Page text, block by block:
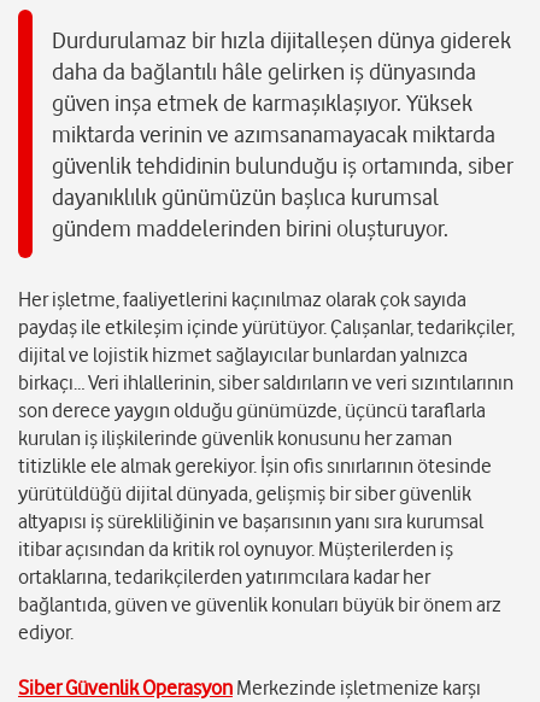
Durdurulamaz bir hızla dijitalleşen dünya giderek
daha da bağlantılı hâle gelirken iş dünyasında
güven inşa etmek de karmaşıklaşıyor. Yüksek
miktarda verinin ve azımsanamayacak miktarda
güvenlik tehdidinin bulunduğu iş ortamında, siber
dayanıklılık günümüzün başlıca kurumsal
gündem maddelerinden birini oluşturuyor.
Her işletme, faaliyetlerini kaçınılmaz olarak çok sayıda
paydaş ile etkileşim içinde yürütüyor. Çalışanlar, tedarikçiler,
dijital ve lojistik hizmet sağlayıcılar bunlardan yalnızca
birkaçı… Veri ihlallerinin, siber saldırıların ve veri sızıntılarının
son derece yaygın olduğu günümüzde, üçüncü taraflarla
kurulan iş ilişkilerinde güvenlik konusunu her zaman
titizlikle ele almak gerekiyor. İşin ofis sınırlarının ötesinde
yürütüldüğü dijital dünyada, gelişmiş bir siber güvenlik
altyapısı iş sürekliliğinin ve başarısının yanı sıra kurumsal
itibar açısından da kritik rol oynuyor. Müşterilerden iş
ortaklarına, tedarikçilerden yatırımcılara kadar her
bağlantıda, güven ve güvenlik konuları büyük bir önem arz
ediyor.
Siber Güvenlik Operasyon Merkezinde işletmenize karşı